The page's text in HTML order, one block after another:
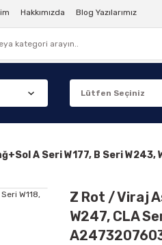
Hakkımızda Blog Yazılarımız
A Seri W177, B Seri
Z Rot / Viraj
W247, CLA